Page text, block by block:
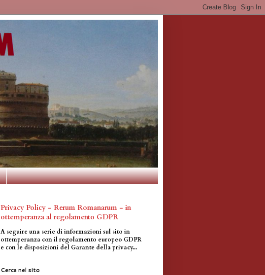
Privacy Policy - Rerum Romanarum - in
ottemperanza al regolamento GDPR
A seguire una serie di informazioni sul sito in
ottemperanza con il regolamento europeo GDPR
e con le disposizioni del Garante della privacy...
Cerca nel sito